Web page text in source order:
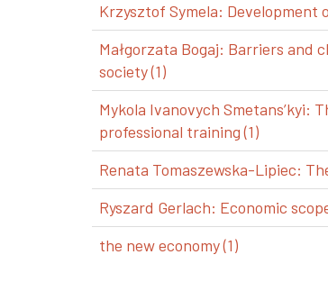
Krzysztof Symela: Development
Małgorzata Bogaj: Barriers and
society (1)
Mykola Ivanovych Smetans’kyi:
professional training (1)
Renata Tomaszewska-Lipiec:
Ryszard Gerlach: Economic
the new economy (1)